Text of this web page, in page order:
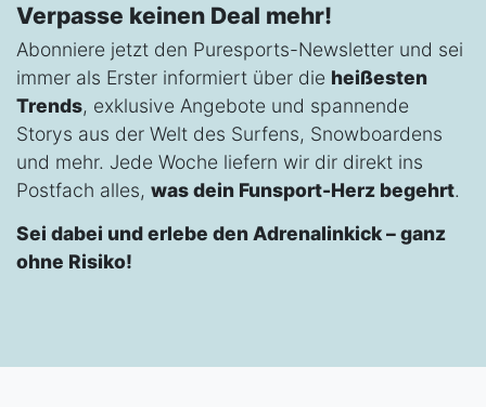
Verpasse keinen Deal mehr!
Abonniere jetzt den Puresports-Newsletter und sei
immer als Erster informiert über die heißesten
Trends, exklusive Angebote und spannende
Storys aus der Welt des Surfens, Snowboardens
und mehr. Jede Woche liefern wir dir direkt ins
Postfach alles, was dein Funsport-Herz begehrt.
Sei dabei und erlebe den Adrenalinkick – ganz
ohne Risiko!